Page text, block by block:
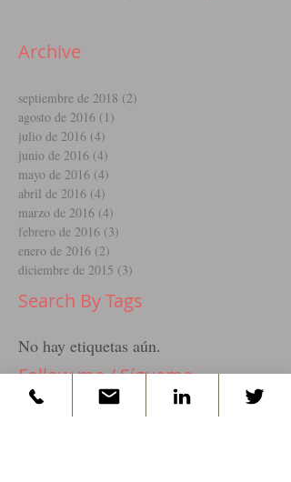
Archive
Search By Tags
Follow me / Sígueme
septiembre de 2018 (2)
agosto de 2016 (1)
julio de 2016 (4)
junio de 2016 (4)
mayo de 2016 (4)
abril de 2016 (4)
marzo de 2016 (4)
febrero de 2016 (3)
enero de 2016 (2)
diciembre de 2015 (3)
No hay etiquetas aún.